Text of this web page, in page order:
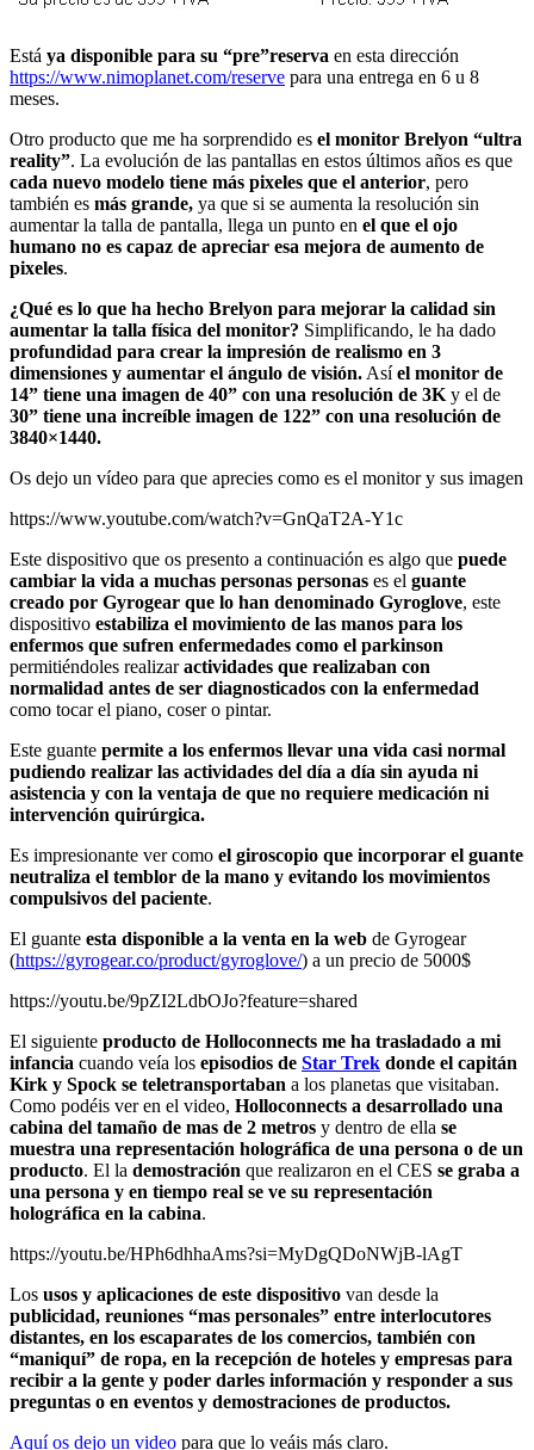
Está ya disponible para su “pre”reserva en esta dirección
https://www.nimoplanet.com/reserve para una entrega en 6 u 8
meses.
Otro producto que me ha sorprendido es el monitor Brelyon “ultra
reality”. La evolución de las pantallas en estos últimos años es que
cada nuevo modelo tiene más pixeles que el anterior, pero
también es más grande, ya que si se aumenta la resolución sin
aumentar la talla de pantalla, llega un punto en el que el ojo
humano no es capaz de apreciar esa mejora de aumento de
pixeles.
¿Qué es lo que ha hecho Brelyon para mejorar la calidad sin
aumentar la talla física del monitor? Simplificando, le ha dado
profundidad para crear la impresión de realismo en 3
dimensiones y aumentar el ángulo de visión. Asíel monitor de
14” tiene una imagen de 40” con una resolución de 3K y el de
30” tiene una increíble imagen de 122” con una resolución de
3840×1440.
Os dejo un vídeo para que aprecies como es el monitor y sus imagen
https://www.youtube.com/watch?v=GnQaT2A-Y1c
Este dispositivo que os presento a continuación es algo que puede
cambiar la vida a muchas personas personas es el guante
creado por Gyrogear que lo han denominado Gyroglove, este
dispositivo estabiliza el movimiento de las manos para los
enfermos que sufren enfermedades como el parkinson
permitiéndoles realizaractividades que realizaban con
normalidad antes de ser diagnosticados con la enfermedad
como tocar el piano, coser o pintar.
Este guante permite a los enfermos llevar una vida casi normal
pudiendo realizar las actividades del día a día sin ayuda ni
asistencia y con la ventaja de que no requiere medicación ni
intervención quirúrgica.
Es impresionante ver como el giroscopio que incorporar el guante
neutraliza el temblor de la mano y evitando los movimientos
compulsivos del paciente.
El guante esta disponible a la venta en la web de Gyrogear
(https://gyrogear.co/product/gyroglove/) a un precio de 5000$
https://youtu.be/9pZI2LdbOJo?feature=shared
El siguiente producto de Holloconnects me ha trasladado a mi
infancia cuando veía los episodios de Star Trek donde el capitán
Kirk y Spock se teletransportaban a los planetas que visitaban.
Como podéis ver en el video, Holloconnects a desarrollado una
cabina del tamaño de mas de 2 metros y dentro de ella se
muestra una representación holográfica de una persona o de un
producto. El la demostración que realizaron en el CES se graba a
una persona y en tiempo real se ve su representación
holográfica en la cabina.
https://youtu.be/HPh6dhhaAms?si=MyDgQDoNWjB-lAgT
Los usos y aplicaciones de este dispositivo van desde la
publicidad, reuniones “mas personales” entre interlocutores
distantes, en los escaparates de los comercios, también con
“maniquí” de ropa, en la recepción de hoteles y empresas para
recibir a la gente y poder darles información y responder a sus
preguntas o en eventos y demostraciones de productos.
Aquí os dejo un video para que lo veáis más claro.